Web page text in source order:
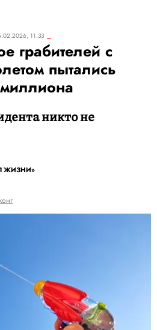
11:33
грабителей с
пытались
никто не
ЖИЗНИ»